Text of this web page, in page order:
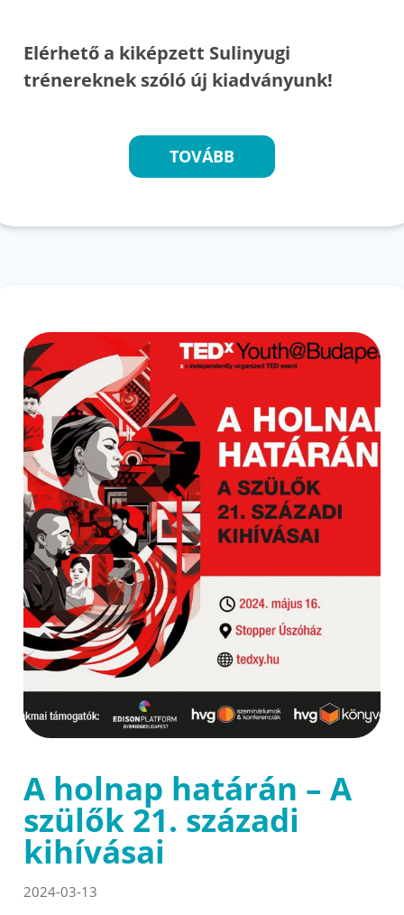
Elérhető a kiképzett Sulinyugi
trénereknek szóló új kiadványunk!
TOVÁBB
A holnap határán – A
szülők 21. századi
kihívásai
2024-03-13